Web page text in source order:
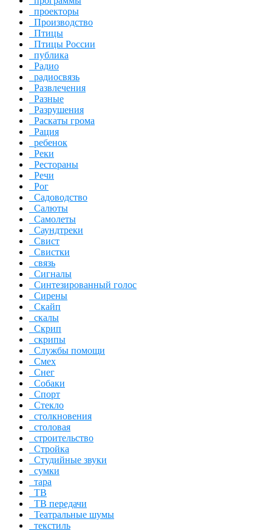
проекторы
Производство
Птицы
Птицы России
публика
Радио
радиосвязь
Развлечения
Разные
Разрушения
Раскаты грома
Рация
ребенок
Реки
Рестораны
Речи
Рог
Садоводство
Салюты
Самолеты
Саундтреки
Свист
Свистки
связь
Сигналы
Синтезированный голос
Сирены
Скайп
скалы
Скрип
скрипы
Службы помощи
Смех
Снег
Собаки
Спорт
Стекло
столкновения
столовая
строительство
Стройка
Студийные звуки
сумки
тара
ТВ
ТВ передачи
Театральные шумы
текстиль